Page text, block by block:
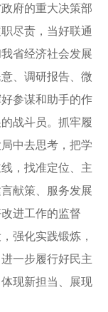
府的重大决策部
尽责，当好联通
省经济社会发展
、调研报告、微
参谋和助手的作
战斗员。抓牢履
中去思考，把学
，找准定位、主
献策、服务发展
进工作的监督
强化实践锻炼，
一步履行好民主
现新担当、展现